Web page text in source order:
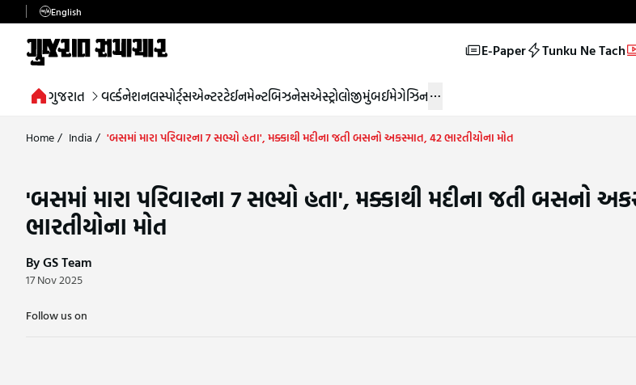
English
E-Paper Tunku Ne Tach
ગુજરાત વર્લ્ડનેશનલસ્પોર્ટ્સએન્ટરટેઈનમેન્ટબિઝનેસએસ્ટ્રોલોજીમુંબઈમેગેઝિન
Home/ India / 'બસમાં મારા પરિવારના 7 સભ્યો હતા', મક્કાથી મદીના જતી બસનો અકસ્માત, 42 ભારતીયોના મોત
'બસમાં મારા પરિવારના 7 સભ્યો હતા', મક્કાથી મદીના જતી બસનો
ભારતીયોના મોત
By GS Team
17 Nov 2025
Follow us on